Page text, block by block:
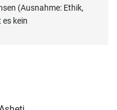
(Ausnahme: Ethik,
kein